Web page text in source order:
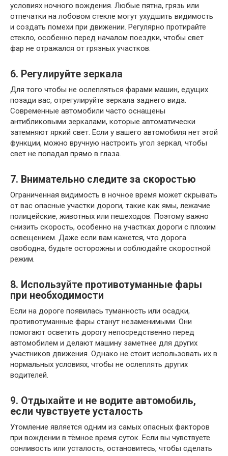
условиях ночного вождения. Любые пятна, грязь или
отпечатки на лобовом стекле могут ухудшить видимость
и создать помехи при движении. Регулярно протирайте
стекло, особенно перед началом поездки, чтобы свет
фар не отражался от грязных участков.
6. Регулируйте зеркала
Для того чтобы не ослепляться фарами машин, едущих
позади вас, отрегулируйте зеркала заднего вида.
Современные автомобили часто оснащены
антибликовыми зеркалами, которые автоматически
затемняют яркий свет. Если у вашего автомобиля нет этой
функции, можно вручную настроить угол зеркал, чтобы
свет не попадал прямо в глаза.
7. Внимательно следите за скоростью
Ограниченная видимость в ночное время может скрывать
от вас опасные участки дороги, такие как ямы, лежачие
полицейские, животных или пешеходов. Поэтому важно
снизить скорость, особенно на участках дороги с плохим
освещением. Даже если вам кажется, что дорога
свободна, будьте осторожны и соблюдайте скоростной
режим.
8. Используйте противотуманные фары
при необходимости
Если на дороге появилась туманность или осадки,
противотуманные фары станут незаменимыми. Они
помогают осветить дорогу непосредственно перед
автомобилем и делают машину заметнее для других
участников движения. Однако не стоит использовать их в
нормальных условиях, чтобы не ослеплять других
водителей.
9. Отдыхайте и не водите автомобиль,
если чувствуете усталость
Утомление является одним из самых опасных факторов
при вождении в тёмное время суток. Если вы чувствуете
сонливость или усталость, остановитесь, чтобы сделать